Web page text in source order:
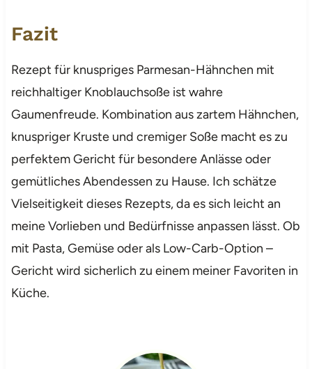
Fazit
Rezept für knuspriges Parmesan-Hähnchen mit
reichhaltiger Knoblauchsoße ist wahre
Gaumenfreude. Kombination aus zartem Hähnchen,
knuspriger Kruste und cremiger Soße macht es zu
perfektem Gericht für besondere Anlässe oder
gemütliches Abendessen zu Hause. Ich schätze
Vielseitigkeit dieses Rezepts, da es sich leicht an
meine Vorlieben und Bedürfnisse anpassen lässt. Ob
mit Pasta, Gemüse oder als Low-Carb-Option –
Gericht wird sicherlich zu einem meiner Favoriten in
Küche.